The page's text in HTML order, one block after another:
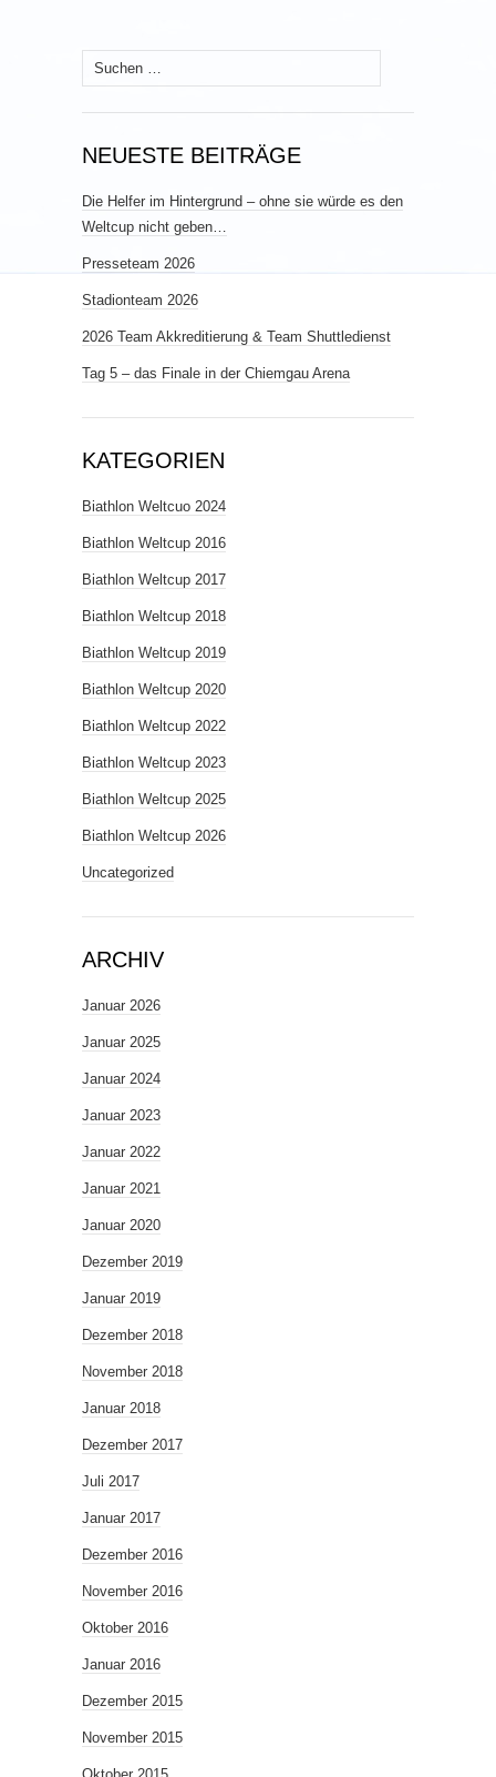
Suchen
nach:
NEUESTE BEITRÄGE
Die Helfer im Hintergrund – ohne sie würde es den
Weltcup nicht geben…
Presseteam 2026
Stadionteam 2026
2026 Team Akkreditierung & Team Shuttledienst
Tag 5 – das Finale in der Chiemgau Arena
KATEGORIEN
Biathlon Weltcuo 2024
Biathlon Weltcup 2016
Biathlon Weltcup 2017
Biathlon Weltcup 2018
Biathlon Weltcup 2019
Biathlon Weltcup 2020
Biathlon Weltcup 2022
Biathlon Weltcup 2023
Biathlon Weltcup 2025
Biathlon Weltcup 2026
Uncategorized
ARCHIV
Januar 2026
Januar 2025
Januar 2024
Januar 2023
Januar 2022
Januar 2021
Januar 2020
Dezember 2019
Januar 2019
Dezember 2018
November 2018
Januar 2018
Dezember 2017
Juli 2017
Januar 2017
Dezember 2016
November 2016
Oktober 2016
Januar 2016
Dezember 2015
November 2015